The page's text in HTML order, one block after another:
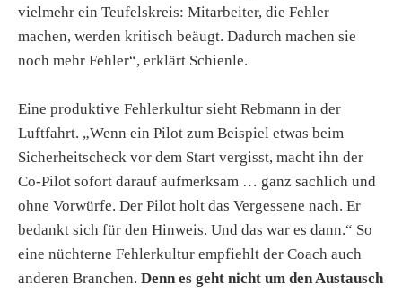
vielmehr ein Teufelskreis: Mitarbeiter, die Fehler
machen, werden kritisch beäugt. Dadurch machen sie
noch mehr Fehler“, erklärt Schienle.
Eine produktive Fehlerkultur sieht Rebmann in der
Luftfahrt. „Wenn ein Pilot zum Beispiel etwas beim
Sicherheitscheck vor dem Start vergisst, macht ihn der
Co-Pilot sofort darauf aufmerksam … ganz sachlich und
ohne Vorwürfe. Der Pilot holt das Vergessene nach. Er
bedankt sich für den Hinweis. Und das war es dann.“ So
eine nüchterne Fehlerkultur empfiehlt der Coach auch
anderen Branchen. Denn es geht nicht um den Austausch